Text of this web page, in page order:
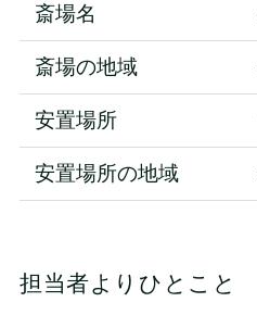
斎場名
斎場の地域
安置場所
安置場所の地域
担当者よりひとこと